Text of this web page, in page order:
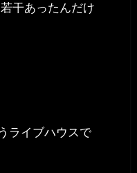
干あったんだけ
ライブハウスで